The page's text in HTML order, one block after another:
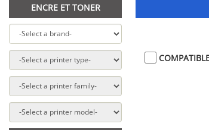
ENCRE ET TONER